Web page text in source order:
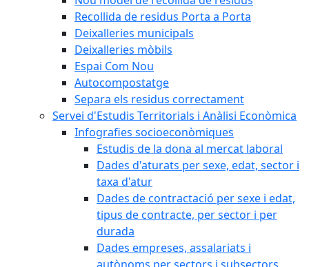
Recollida de residus Porta a Porta
Deixalleries municipals
Deixalleries mòbils
Espai Com Nou
Autocompostatge
Separa els residus correctament
Servei d'Estudis Territorials i Anàlisi Econòmica
Infografies socioeconòmiques
Estudis de la dona al mercat laboral
Dades d'aturats per sexe, edat, sector i
taxa d'atur
Dades de contractació per sexe i edat,
tipus de contracte, per sector i per
durada
Dades empreses, assalariats i